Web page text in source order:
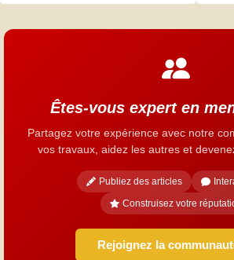
Êtes-vous expert en
Partagez votre expérience avec notre
vos travaux, aidez les autres et
Publiez des articles
Construisez votre
Rejoignez la